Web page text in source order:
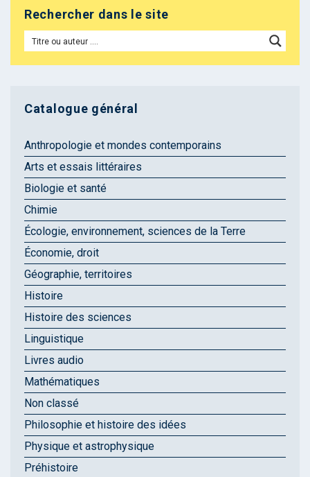
Rechercher dans le site
Catalogue général
Anthropologie et mondes contemporains
Arts et essais littéraires
Biologie et santé
Chimie
Écologie, environnement, sciences de la Terre
Économie, droit
Géographie, territoires
Histoire
Histoire des sciences
Linguistique
Livres audio
Mathématiques
Non classé
Philosophie et histoire des idées
Physique et astrophysique
Préhistoire